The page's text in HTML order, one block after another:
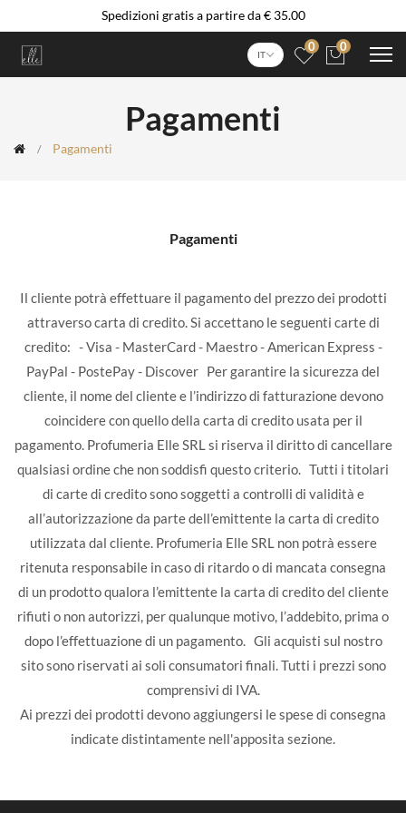
Spedizioni gratis a partire da € 35.00
IT
0 0
Pagamenti
Pagamenti
Pagamenti
Il cliente potrà effettuare il pagamento del prezzo dei prodotti
attraverso carta di credito. Si accettano le seguenti carte di
credito: - Visa - MasterCard - Maestro - American Express -
PayPal - PostePay - Discover Per garantire la sicurezza del
cliente, il nome del cliente e l’indirizzo di fatturazione devono
coincidere con quello della carta di credito usata per il
pagamento. Profumeria Elle SRL si riserva il diritto di cancellare
qualsiasi ordine che non soddisfi questo criterio. Tutti i titolari
di carte di credito sono soggetti a controlli di validità e
all’autorizzazione da parte dell’emittente la carta di credito
utilizzata dal cliente. Profumeria Elle SRL non potrà essere
ritenuta responsabile in caso di ritardo o di mancata consegna
di un prodotto qualora l’emittente la carta di credito del cliente
rifiuti o non autorizzi, per qualunque motivo, l’addebito, prima o
dopo l’effettuazione di un pagamento. Gli acquisti sul nostro
sito sono riservati ai soli consumatori finali. Tutti i prezzi sono
comprensivi di IVA.
Ai prezzi dei prodotti devono aggiungersi le spese di consegna
indicate distintamente nell'apposita sezione.